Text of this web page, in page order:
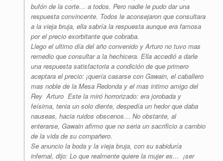
bufón de la corte… a todos. Pero nadie le pudo dar una
respuesta convincente. Todos le aconsejaron que consultara
a la vieja bruja, ella sabría la respuesta aunque era famosa
por el precio exorbitante que cobraba.
Llego el ultimo día del año convenido y Arturo no tuvo mas
remedio que consultar a la hechicera. Ella accedió a darle
una respuesta satisfactoria a condición de que primero
aceptara el precio: ¡quería casarse con Gawain, el caballero
mas noble de la Mesa Redonda y el mas intimo amigo del
Rey Arturo Este la miró horrorizado: era jorobada y
feísima, tenia un solo diente, despedía un hedor que daba
nauseas, hacia ruidos obscenos… No obstante, al
enterarse, Gawain afirmo que no seria un sacrificio a cambio
de la vida de su compañero.
Se anuncio la boda y la vieja bruja, con su sabiduría
infernal, dijo: Lo que realmente quiere la mujer es… ¡ser